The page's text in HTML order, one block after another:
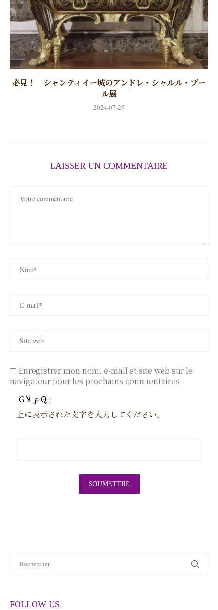
必見！ シャンティイー城のアンドレ・シャルル・ブー
ル展
2024-07-29
LAISSER UN COMMENTAIRE
Enregistrer mon nom, e-mail et site web sur le
navigateur pour les prochains commentaires
上に表示された文字を入力してください。
FOLLOW US